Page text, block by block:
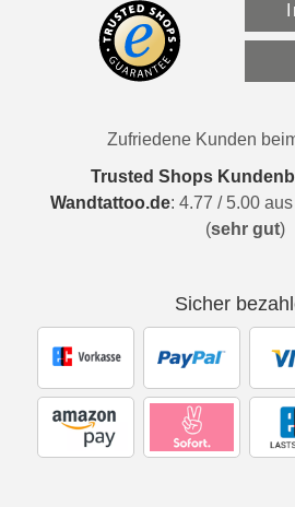
Zufriedene Kunden
Trusted Shops
Wandtattoo.de: 4.77 / 5.00 aus
(sehr gut)
Sicher